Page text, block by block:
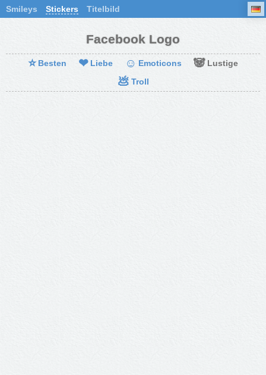
Smileys Stickers Titelbild
Facebook Logo
⭐ Besten ❤ Liebe ☺ Emoticons 🐼 Lustige
💩 Troll